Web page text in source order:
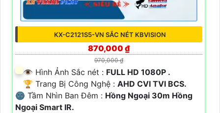
KX-C2121S5-VN SẮC NÉT KBVISION
870,000 ₫
970,000 ₫
👁 Hình Ảnh Sắc nét : FULL HD 1080P .
🏆 Trang Bị Công Nghệ : AHD CVI TVI BCS.
🌚 Tầm Nhìn Ban Đêm : Hồng Ngoại 30m Hồng
Ngoại Smart IR.